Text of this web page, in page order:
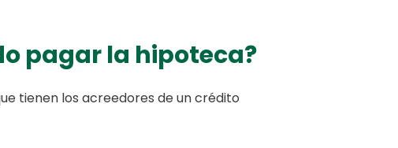
pagar la hipoteca?
tienen los acreedores de un crédito